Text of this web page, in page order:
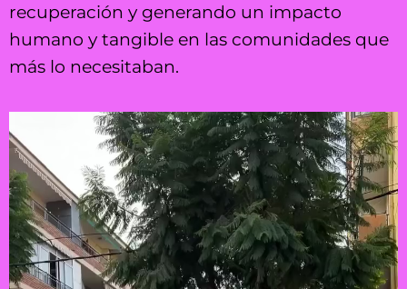
recuperación y generando un impacto
humano y tangible en las comunidades que
más lo necesitaban.